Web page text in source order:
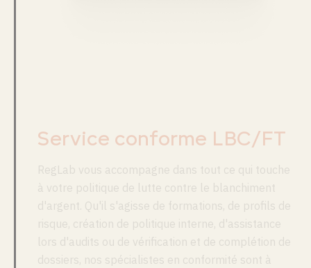
Service conforme LBC/FT
RegLab vous accompagne dans tout ce qui touche
à votre politique de lutte contre le blanchiment
d'argent. Qu'il s'agisse de formations, de profils de
risque, création de politique interne, d'assistance
lors d'audits ou de vérification et de complétion de
dossiers, nos spécialistes en conformité sont à